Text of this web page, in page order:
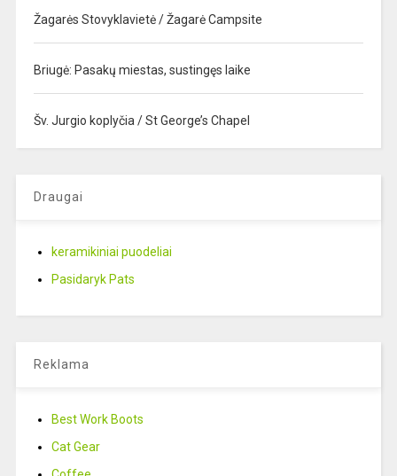
Žagarės Stovyklavietė / Žagarė Campsite
Briugė: Pasakų miestas, sustingęs laike
Šv. Jurgio koplyčia / St George’s Chapel
Draugai
keramikiniai puodeliai
Pasidaryk Pats
Reklama
Best Work Boots
Cat Gear